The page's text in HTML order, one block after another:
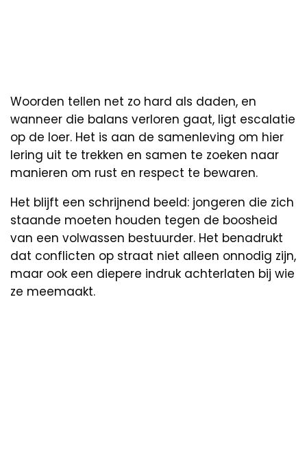
Woorden tellen net zo hard als daden, en
wanneer die balans verloren gaat, ligt escalatie
op de loer. Het is aan de samenleving om hier
lering uit te trekken en samen te zoeken naar
manieren om rust en respect te bewaren.
Het blijft een schrijnend beeld: jongeren die zich
staande moeten houden tegen de boosheid
van een volwassen bestuurder. Het benadrukt
dat conflicten op straat niet alleen onnodig zijn,
maar ook een diepere indruk achterlaten bij wie
ze meemaakt.